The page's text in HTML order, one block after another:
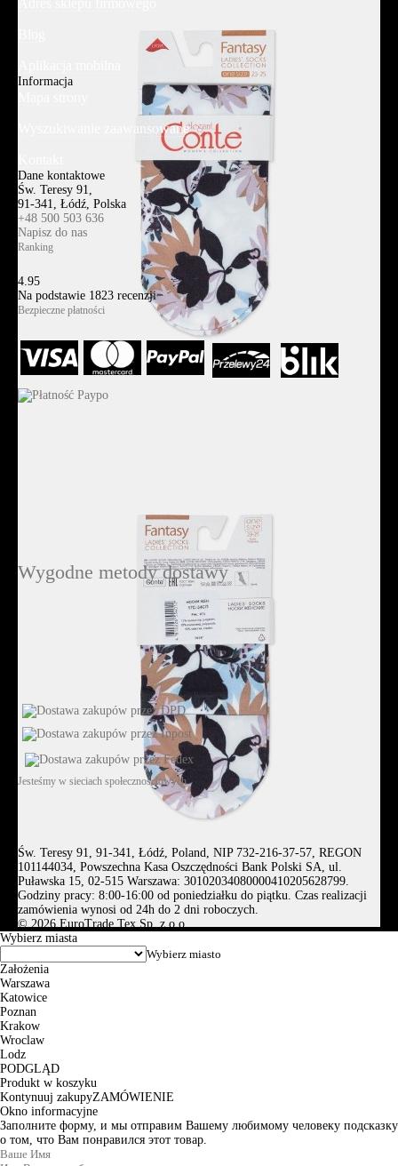
Informacja
Wyszukiwanie zaawansowane
Dane kontaktowe
Św. Teresy 91,
91-341, Łódź, Polska
+48 500 503 636
Napisz do nas
Ranking
4.95
Na podstawie 1823 recenzji
Bezpieczne płatności
Wygodne metody dostawy
Jesteśmy w sieciach społecznościowych
Św. Teresy 91, 91-341, Łódź, Poland, NIP 732-216-37-57, REGON
101144034, Powszechna Kasa Oszczędności Bank Polski SA, ul.
Puławska 15, 02-515 Warszawa: 30102034080000410205628799.
Godziny pracy: 8:00-16:00 od poniedziałku do piątku. Czas realizacji
zamówienia wynosi od 24h do 2 dni roboczych.
© 2026 EuroTrade Tex Sp. z o.o.
Wybierz miasta
Założenia
Warszawa
Katowice
Poznan
Krakow
Wroclaw
Lodz
PODGLĄD
Produkt w koszyku
Kontynuuj zakupyZAMÓWIENIE
Okno informacyjne
Заполните форму, и мы отправим Вашему любимому человеку подсказку
о том, что Вам понравился этот товар.